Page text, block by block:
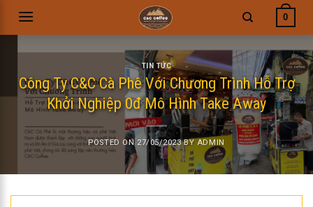
0
TIN TỨC
Công Ty C&C Cà Phê Với Chương Trình Hỗ Trợ
Khởi Nghiệp 0đ Mô Hình Take Away
POSTED ON 27/05/2023BY ADMIN